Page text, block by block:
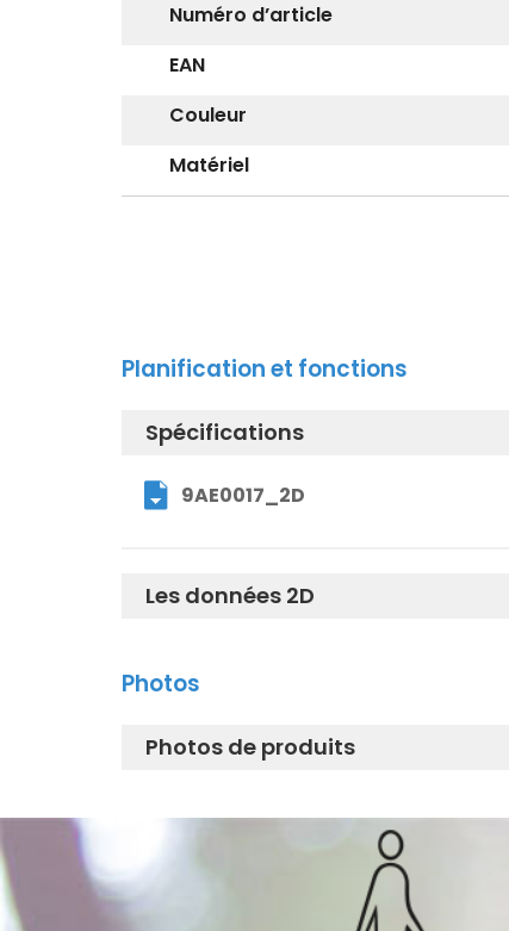
Numéro d’article
EAN
Couleur
Matériel
Planification et fonctions
Spécifications
9AE0017_2D
Les données 2D
Photos
Photos de produits